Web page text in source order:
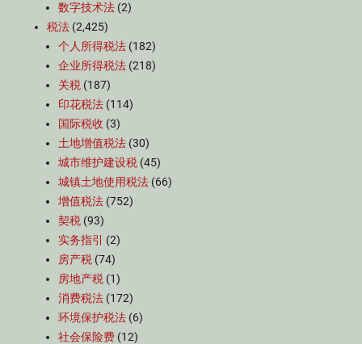
数字技术法 (2)
税法 (2,425)
个人所得税法 (182)
企业所得税法 (218)
关税 (187)
印花税法 (114)
国际税收 (3)
土地增值税法 (30)
城市维护建设税 (45)
城镇土地使用税法 (66)
增值税法 (752)
契税 (93)
实务指引
(2)
房产税 (74)
房地产税 (1)
消费税法 (172)
环境保护税法 (6)
社会保险费 (12)